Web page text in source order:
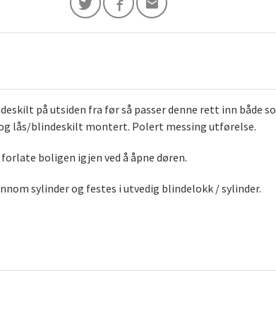
på utsiden fra før så passer denne rett inn både
lås/blindeskilt montert. Polert messing utførelse.
boligen igjen ved å åpne døren.
sylinder og festes i utvedig blindelokk / sylinder.